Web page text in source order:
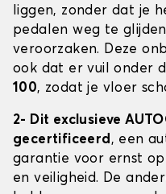
liggen, zonder dat je
pedalen weg te
veroorzaken. Deze
ook dat er vuil onder
100, zodat je vloer
2- Dit exclusieve
gecertificeerd, een
garantie voor ernst
en veiligheid. De